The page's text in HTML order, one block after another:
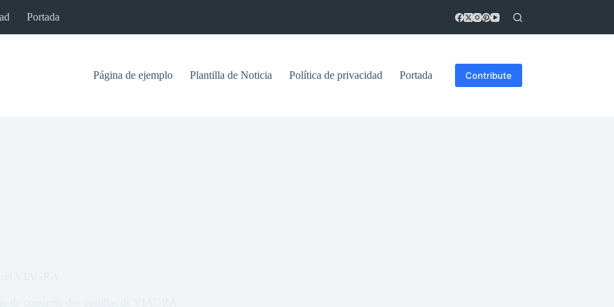
Portada
Página de ejemplo Plantilla de Noticia Política de privacidad Portada Contribute